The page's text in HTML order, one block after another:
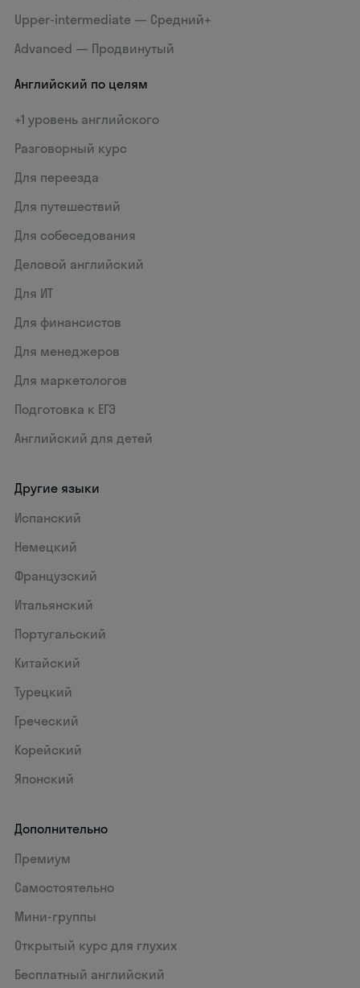
Upper-intermediate — Средний+
Advanced — Продвинутый
Английский по целям
+1 уровень английского
Разговорный курс
Для переезда
Для путешествий
Для собеседования
Деловой английский
Для ИТ
Для финансистов
Для менеджеров
Для маркетологов
Подготовка к ЕГЭ
Английский для детей
Другие языки
Испанский
Немецкий
Французский
Итальянский
Португальский
Китайский
Турецкий
Греческий
Корейский
Японский
Дополнительно
Премиум
Самостоятельно
Мини-группы
Открытый курс для глухих
Бесплатный английский